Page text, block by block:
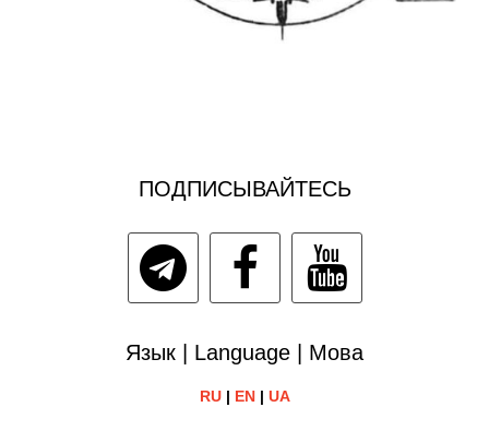
ПОДПИСЫВАЙТЕСЬ
Язык | Language | Мова
RU| EN| UA